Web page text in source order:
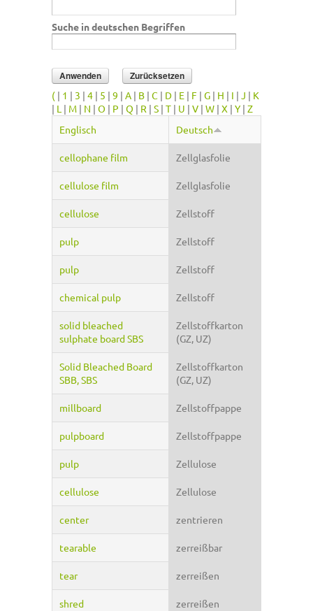
Suche in deutschen Begriffen
( | 1 | 3 | 4 | 5 | 9 | A | B | C | D | E | F | G | H | I | J | K
| L | M | N | O | P | Q | R | S | T | U | V | W | X | Y | Z
Englisch
Deutsch
cellophane film Zellglasfolie
cellulose film Zellglasfolie
cellulose Zellstoff
pulp Zellstoff
pulp Zellstoff
chemical pulp Zellstoff
solid bleached
sulphate board SBS
Zellstoffkarton
(GZ, UZ)
Solid Bleached Board
SBB, SBS
Zellstoffkarton
(GZ, UZ)
millboard Zellstoffpappe
pulpboard Zellstoffpappe
pulp Zellulose
cellulose Zellulose
center zentrieren
tearable zerreißbar
tear zerreißen
shred zerreißen